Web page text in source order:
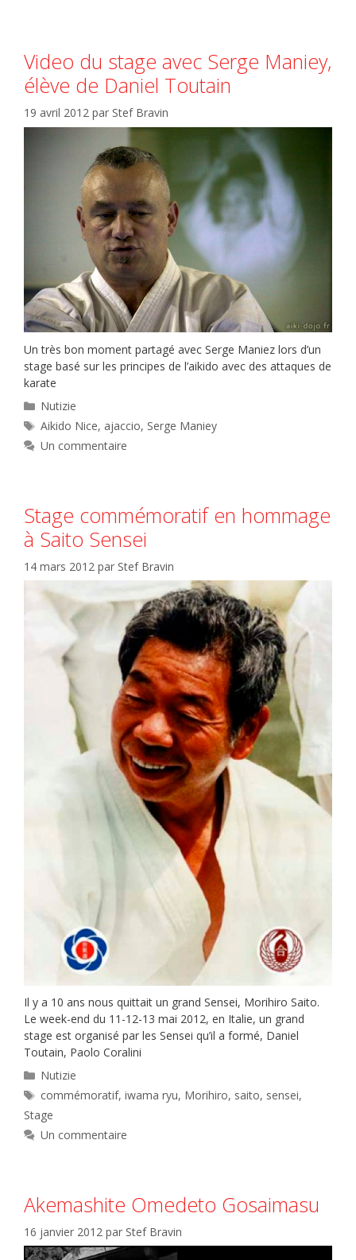
Video du stage avec Serge Maniey,
élève de Daniel Toutain
19 avril 2012 par Stef Bravin
Un très bon moment partagé avec Serge Maniez lors d’un
stage basé sur les principes de l’aikido avec des attaques de
karate
Catégories
Nutizie
Étiquettes
Aikido Nice, ajaccio, Serge Maniey
Un commentaire
Stage commémoratif en hommage
à Saito Sensei
14 mars 2012 par Stef Bravin
Il y a 10 ans nous quittait un grand Sensei, Morihiro Saito.
Le week-end du 11-12-13 mai 2012, en Italie, un grand
stage est organisé par les Sensei qu’il a formé, Daniel
Toutain, Paolo Coralini
Catégories
Nutizie
Étiquettes
commémoratif,iwama ryu, Morihiro, saito, sensei,
Stage
Un commentaire
Akemashite Omedeto Gosaimasu
16 janvier 2012 par Stef Bravin